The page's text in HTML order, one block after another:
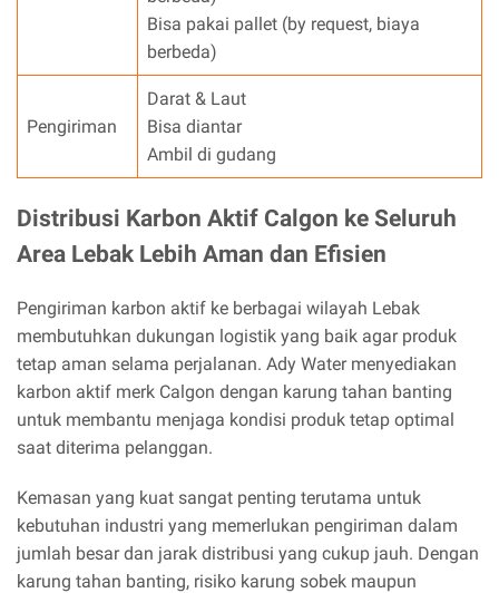
Bisa pakai pallet (by request, biaya
berbeda)
Pengiriman
Darat & Laut
Bisa diantar
Ambil di gudang
Distribusi Karbon Aktif Calgon ke Seluruh
Area Lebak Lebih Aman dan Efisien
Pengiriman karbon aktif ke berbagai wilayah Lebak
membutuhkan dukungan logistik yang baik agar produk
tetap aman selama perjalanan. Ady Water menyediakan
karbon aktif merk Calgon dengan karung tahan banting
untuk membantu menjaga kondisi produk tetap optimal
saat diterima pelanggan.
Kemasan yang kuat sangat penting terutama untuk
kebutuhan industri yang memerlukan pengiriman dalam
jumlah besar dan jarak distribusi yang cukup jauh. Dengan
karung tahan banting, risiko karung sobek maupun